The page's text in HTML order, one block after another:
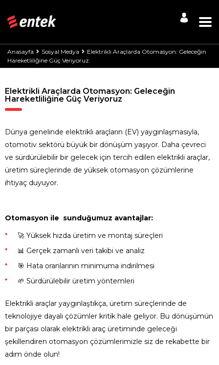
Anasayfa Sosyal Medya
Elektrikli Araçlarda Otomasyon: Geleceğin
Hareketliliğine Güç Veriyoruz
Elektrikli Araçlarda Otomasyon: Geleceğin
Hareketliliğine Güç Veriyoruz
Dünya genelinde elektrikli araçların (EV) yaygınlaşmasıyla,
otomotiv sektörü büyük bir dönüşüm yaşıyor. Daha çevreci
ve sürdürülebilir bir gelecek için tercih edilen elektrikli araçlar,
üretim süreçlerinde de yüksek otomasyon çözümlerine
ihtiyaç duyuyor.
Otomasyon ile sunduğumuz avantajlar:
🚀 Yüksek hızda üretim ve montaj süreçleri
📊 Gerçek zamanlı veri takibi ve analiz
🎯 Hata oranlarının minimuma indirilmesi
🌱 Sürdürülebilir üretim yöntemleri
Elektrikli araçlar yaygınlaştıkça, üretim süreçlerinde de
teknolojiye dayalı çözümler kritik hale geliyor. Bu dönüşümün
bir parçası olarak elektrikli araç üretiminde geleceği
şekillendiren otomasyon çözümlerimizle siz de rekabette bir
adım önde olun!